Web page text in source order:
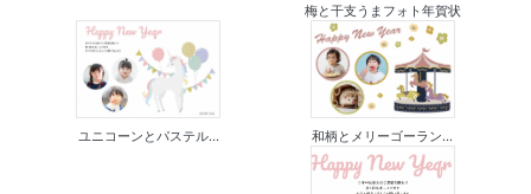
梅と干支うまフォト年賀状
ユニコーンとパステル... 和柄とメリーゴーラン...